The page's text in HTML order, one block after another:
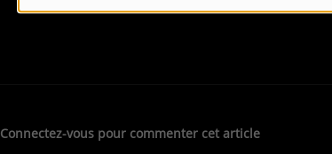
Connectez-vous pour commenter cet article